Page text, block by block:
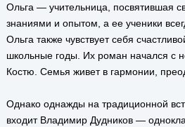
Ольга — учительница, посвятившая
знаниями и опытом, а ее ученики
Ольга также чувствует себя
школьные годы. Их роман начался с
Костю. Семья живет в гармонии,
Однако однажды на традиционной
входит Владимир Дудников —